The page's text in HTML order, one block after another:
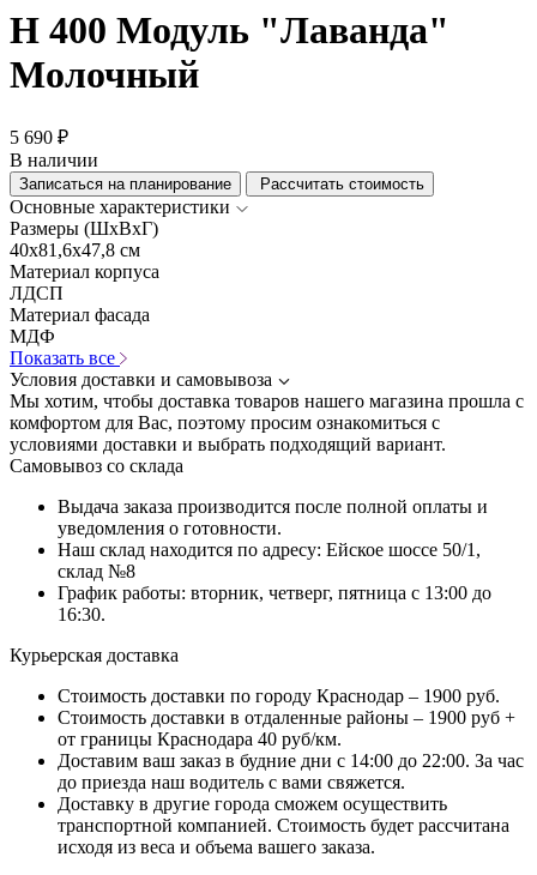
Н 400 Модуль "Лаванда"
Молочный
5 690 ₽
В наличии
Записаться на планирование Рассчитать стоимость
Основные характеристики
Размеры (ШхВхГ)
40x81,6x47,8 см
Материал корпуса
ЛДСП
Материал фасада
МДФ
Показать все
Условия доставки и самовывоза
Мы хотим, чтобы доставка товаров нашего магазина прошла с
комфортом для Вас, поэтому просим ознакомиться с
условиями доставки и выбрать подходящий вариант.
Самовывоз со склада
Выдача заказа производится после полной оплаты и
уведомления о готовности.
Наш склад находится по адресу: Ейское шоссе 50/1,
склад №8
График работы: вторник, четверг, пятница с 13:00 до
16:30.
Курьерская доставка
Стоимость доставки по городу Краснодар – 1900 руб.
Стоимость доставки в отдаленные районы – 1900 руб +
от границы Краснодара 40 руб/км.
Доставим ваш заказ в будние дни с 14:00 до 22:00. За час
до приезда наш водитель с вами свяжется.
Доставку в другие города сможем осуществить
транспортной компанией. Стоимость будет рассчитана
исходя из веса и объема вашего заказа.